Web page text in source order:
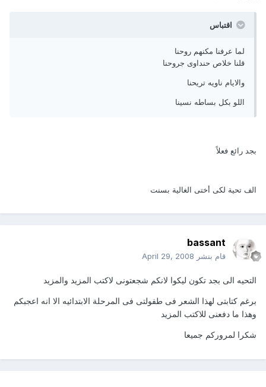
اقتباس
لما عرفنا مكنهم روحنا
قلنا خلاص حنداوى جروحنا
والايام ناويه تريحنا
اللو بكل بساطه نسينا
بجد رائع فعلاً
الف تحية لكى أختى الغالية بسنت
bassant
قام بنشر April 29, 2008
التحيه الى بجد تكون ليكوا لانكم شجعتونى لاكتب المزيد والمزيد
برغم كتابتى لهذا الشعر فى طفولتى فى المرحلة الابتدائيه الا انه اعجبكم
وهذا ما دفعنى للاكتب المزيد
شكرا لمروركم جميعا